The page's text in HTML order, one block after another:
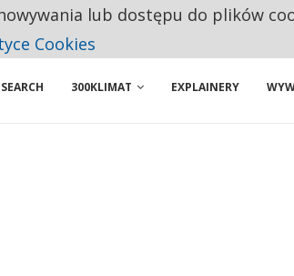
300KLIMAT EXPLAINERY
lub dostępu do plików
Cookies